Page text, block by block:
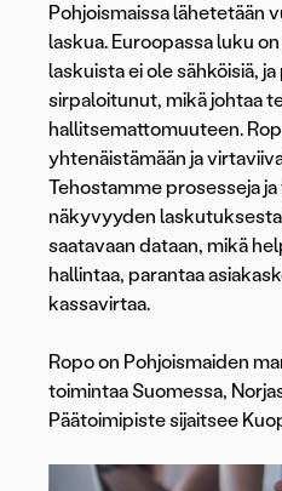
Pohjoismaissa lähetetään
laskua. Euroopassa luku
laskuista ei ole sähköisiä,
sirpaloitunut, mikä johtaa
hallitsemattomuuteen.
yhtenäistämään ja
Tehostamme prosesseja
näkyvyyden
saatavaan dataan, mikä
hallintaa, parantaa
kassavirtaa.
Ropo on Pohjoismaiden
toimintaa Suomessa,
Päätoimipiste sijaitsee